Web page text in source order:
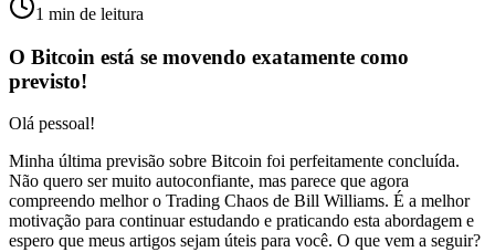
1 min de leitura
O Bitcoin está se movendo exatamente como
previsto!
Olá pessoal!
Minha última previsão sobre Bitcoin foi perfeitamente concluída.
Não quero ser muito autoconfiante, mas parece que agora
compreendo melhor o Trading Chaos de Bill Williams. É a melhor
motivação para continuar estudando e praticando esta abordagem e
espero que meus artigos sejam úteis para você. O que vem a seguir?